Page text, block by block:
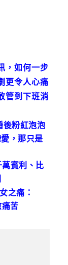
，如何一步
更令人心痛
管到下班消
後粉紅泡泡
，那只是
賓利、比
之痛：
痛苦